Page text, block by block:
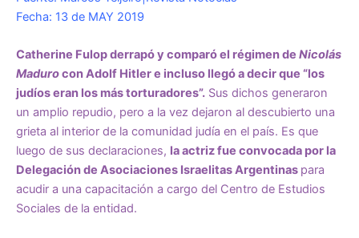
Fecha: 13 de MAY 2019
Catherine Fulop derrapó y comparó el régimen de Nicolás
Madurocon Adolf Hitler e incluso llegó a decir que “los
judíos eran los más torturadores”. Sus dichos generaron
un amplio repudio, pero a la vez dejaron al descubierto una
grieta al interior de la comunidad judía en el país. Es que
luego de sus declaraciones, la actriz fue convocada por la
Delegación de Asociaciones Israelitas Argentinas para
acudir a una capacitación a cargo del Centro de Estudios
Sociales de la entidad.